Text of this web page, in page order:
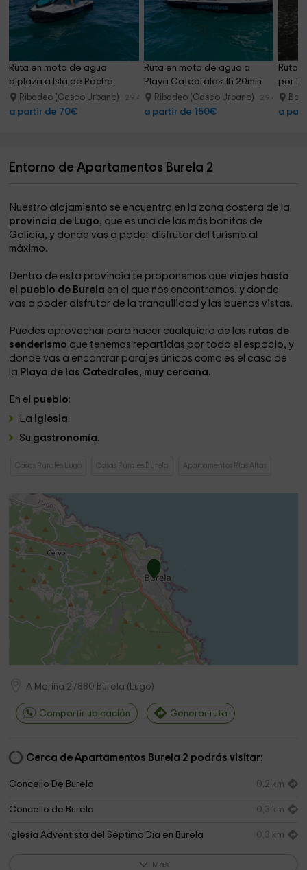
Ruta en moto de agua
biplaza a Isla de Pacha
30min
Ribadeo (Casco Urbano) 29.4 km
a partir de 70€
Ruta en moto de agua a
Playa Catedrales 1h 20min
Ribadeo (Casco Urbano) 29.4 km
a partir de 150€
Ruta
por la
a
Entorno de Apartamentos Burela 2
Nuestro alojamiento se encuentra en la zona costera de la
provincia de Lugo, que es una de las más bonitas de
Galicia, y donde vas a poder disfrutar del turismo al
máximo.
Dentro de esta provincia te proponemos que viajes hasta
el pueblo de Burela en el que nos encontramos, y donde
vas a poder disfrutar de la tranquilidad y las buenas vistas.
Puedes aprovechar para hacer cualquiera de las rutas de
senderismo que tenemos repartidas por todo el espacio, y
donde vas a encontrar parajes únicos como es el caso de
la Playa de las Catedrales, muy cercana.
En el pueblo:
La iglesia.
Su gastronomía.
Casas Rurales Lugo Casas Rurales Burela Apartamentos Rías Altas
A Mariña 27880 Burela ( Lugo)
Compartir ubicación Generar ruta
Cerca de Apartamentos Burela 2 podrás visitar:
Concello De Burela 0,2 km
Concello de Burela 0,3 km
Iglesia Adventista del Séptimo Día en Burela 0,3 km
Barco-Museo Virgen del CarmenMás